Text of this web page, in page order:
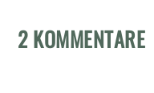
2 KOMMENTARE